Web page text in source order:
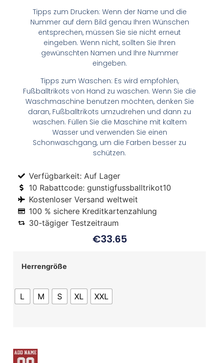
Tipps zum Drucken: Wenn der Name und die
Nummer auf dem Bild genau Ihren Wünschen
entsprechen, müssen Sie sie nicht erneut
eingeben. Wenn nicht, sollten Sie Ihren
gewünschten Namen und Ihre Nummer
eingeben.
Tipps zum Waschen: Es wird empfohlen,
Fußballtrikots von Hand zu waschen. Wenn Sie die
Waschmaschine benutzen möchten, denken Sie
daran, Fußballtrikots umzudrehen und dann zu
waschen. Füllen Sie die Maschine mit kaltem
Wasser und verwenden Sie einen
Schonwaschgang, um die Farben besser zu
schützen.
Verfügbarkeit: Auf Lager
10 Rabattcode: gunstigfussballtrikot10
Kostenloser Versand weltweit
100 % sichere Kreditkartenzahlung
30-tägiger Testzeitraum
€33.65
Herrengröße
L M S XL XXL